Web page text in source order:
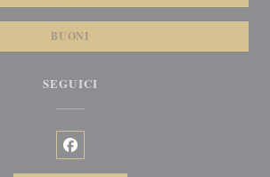
BUONI
SEGUICI
Facebook ((apre una nuova